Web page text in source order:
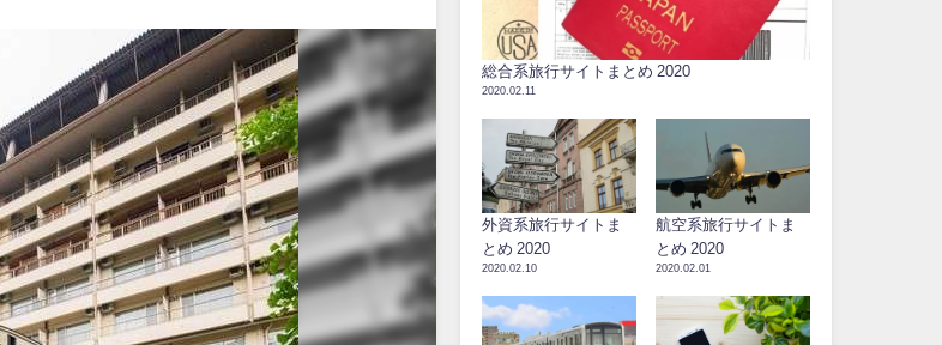
総合系旅行サイトまとめ 2020
2020.02.11
外資系旅行サイトま
とめ 2020
2020.02.10
航空系旅行サイトま
とめ 2020
2020.02.01